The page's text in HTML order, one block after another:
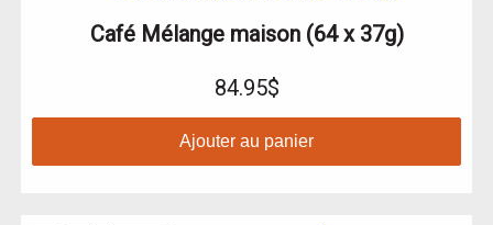
84.95$
Café Mélange maison (64 x 37g)
Ajouter au panier